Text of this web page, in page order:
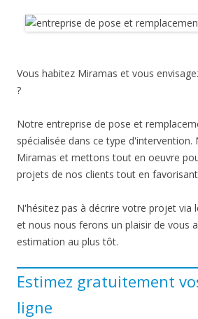
Vous habitez Miramas et vous
?
Notre entreprise de pose et
spécialisée dans ce type
Miramas et mettons tout en oeuvre
projets de nos clients tout en
N'hésitez pas à décrire votre projet via
et nous nous ferons un plaisir de vous
estimation au plus tôt.
Estimez gratuitement
ligne